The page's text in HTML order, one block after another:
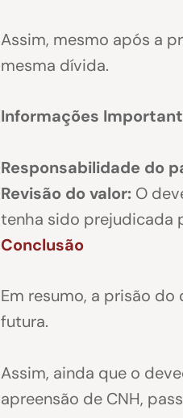
Assim, mesmo após a
mesma dívida.
Informações
Responsabilidade do
Revisão do valor: O
tenha sido prejudicada
Conclusão
Em resumo, a prisão
futura.
Assim, ainda que o
apreensão de CNH,